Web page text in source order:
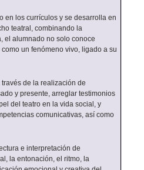
en los currículos y se desarrolla en
teatral, combinando la
el alumnado no solo conoce
un fenómeno vivo, ligado a su
de la realización de
y presente, arreglar testimonios
del teatro en la vida social, y
comunicativas, así como
e interpretación de
la entonación, el ritmo, la